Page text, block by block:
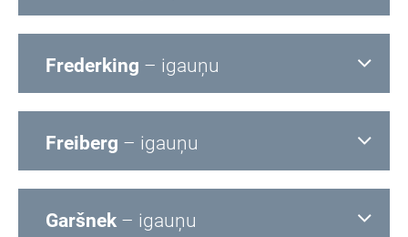
Frederking – igauņu
Freiberg – igauņu
Garšnek – igauņu